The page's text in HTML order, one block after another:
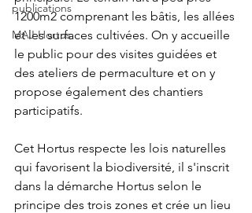
publications
MAJ Hortus
1200m2 comprenant les bâtis, les allées
et les surfaces cultivées. On y accueille
le public pour des visites guidées et
des ateliers de permaculture et on y
propose également des chantiers
participatifs.
Cet Hortus respecte les lois naturelles
qui favorisent la biodiversité, il s'inscrit
dans la démarche Hortus selon le
principe des trois zones et crée un lieu